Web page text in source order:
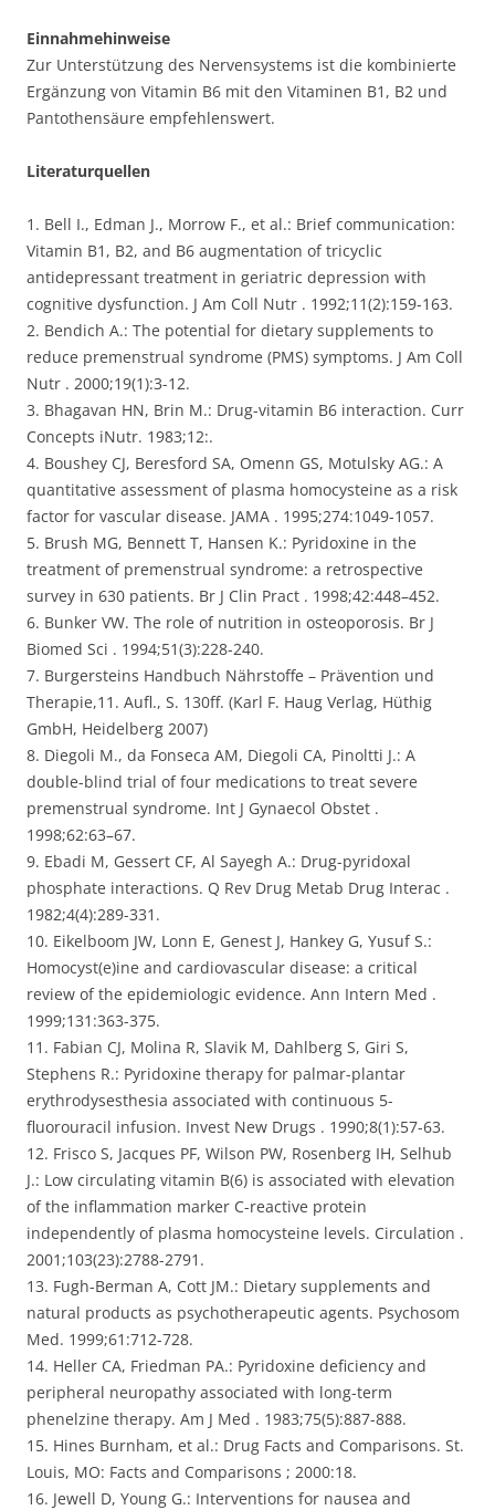
Einnahmehinweise
Zur Unterstützung des Nervensystems ist die kombinierte
Ergänzung von Vitamin B6 mit den Vitaminen B1, B2 und
Pantothensäure empfehlenswert.
Literaturquellen
1. Bell I., Edman J., Morrow F., et al.: Brief communication:
Vitamin B1, B2, and B6 augmentation of tricyclic
antidepressant treatment in geriatric depression with
cognitive dysfunction. J Am Coll Nutr . 1992;11(2):159-163.
2. Bendich A.: The potential for dietary supplements to
reduce premenstrual syndrome (PMS) symptoms. J Am Coll
Nutr . 2000;19(1):3-12.
3. Bhagavan HN, Brin M.: Drug-vitamin B6 interaction. Curr
Concepts iNutr. 1983;12:.
4. Boushey CJ, Beresford SA, Omenn GS, Motulsky AG.: A
quantitative assessment of plasma homocysteine as a risk
factor for vascular disease. JAMA . 1995;274:1049-1057.
5. Brush MG, Bennett T, Hansen K.: Pyridoxine in the
treatment of premenstrual syndrome: a retrospective
survey in 630 patients. Br J Clin Pract . 1998;42:448–452.
6. Bunker VW. The role of nutrition in osteoporosis. Br J
Biomed Sci . 1994;51(3):228-240.
7. Burgersteins Handbuch Nährstoffe – Prävention und
Therapie,11. Aufl., S. 130ff. (Karl F. Haug Verlag, Hüthig
GmbH, Heidelberg 2007)
8. Diegoli M., da Fonseca AM, Diegoli CA, Pinoltti J.: A
double-blind trial of four medications to treat severe
premenstrual syndrome. Int J Gynaecol Obstet .
1998;62:63–67.
9. Ebadi M, Gessert CF, Al Sayegh A.: Drug-pyridoxal
phosphate interactions. Q Rev Drug Metab Drug Interac .
1982;4(4):289-331.
10. Eikelboom JW, Lonn E, Genest J, Hankey G, Yusuf S.:
Homocyst(e)ine and cardiovascular disease: a critical
review of the epidemiologic evidence. Ann Intern Med .
1999;131:363-375.
11. Fabian CJ, Molina R, Slavik M, Dahlberg S, Giri S,
Stephens R.: Pyridoxine therapy for palmar-plantar
erythrodysesthesia associated with continuous 5-
fluorouracil infusion. Invest New Drugs . 1990;8(1):57-63.
12. Frisco S, Jacques PF, Wilson PW, Rosenberg IH, Selhub
J.: Low circulating vitamin B(6) is associated with elevation
of the inflammation marker C-reactive protein
independently of plasma homocysteine levels. Circulation .
2001;103(23):2788-2791.
13. Fugh-Berman A, Cott JM.: Dietary supplements and
natural products as psychotherapeutic agents. Psychosom
Med. 1999;61:712-728.
14. Heller CA, Friedman PA.: Pyridoxine deficiency and
peripheral neuropathy associated with long-term
phenelzine therapy. Am J Med . 1983;75(5):887-888.
15. Hines Burnham, et al.: Drug Facts and Comparisons. St.
Louis, MO: Facts and Comparisons ; 2000:18.
16. Jewell D, Young G.: Interventions for nausea and